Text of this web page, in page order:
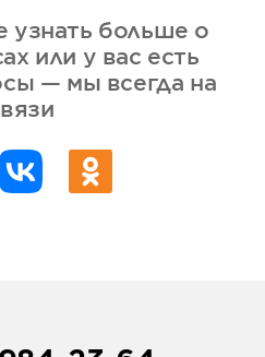
узнать больше о
или у вас есть
— мы всегда на